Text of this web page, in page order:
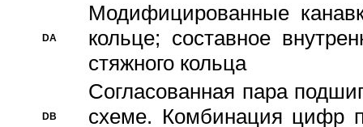
DA
Модифицированные
кольце; составное
стяжного кольца
DB
Согласованная пара
схеме. Комбинация цифр